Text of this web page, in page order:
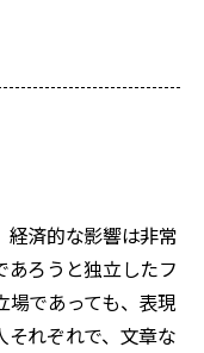
経済的な影響は非常
あろうと独立したフ
場であっても、表現
それぞれで、文章な